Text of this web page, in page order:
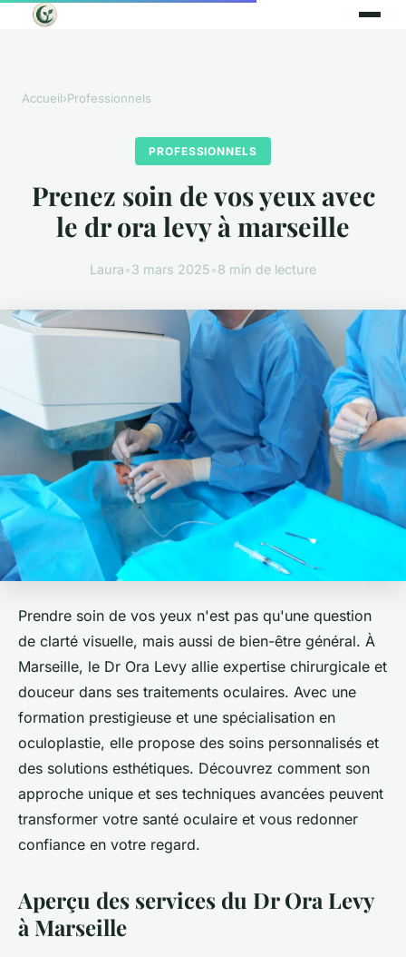
Accueil›Professionnels
PROFESSIONNELS
Prenez soin de vos yeux avec
le dr ora levy à marseille
Laura•3 mars 2025•8 min de lecture
Prendre soin de vos yeux n'est pas qu'une question
de clarté visuelle, mais aussi de bien-être général. À
Marseille, le Dr Ora Levy allie expertise chirurgicale et
douceur dans ses traitements oculaires. Avec une
formation prestigieuse et une spécialisation en
oculoplastie, elle propose des soins personnalisés et
des solutions esthétiques. Découvrez comment son
approche unique et ses techniques avancées peuvent
transformer votre santé oculaire et vous redonner
confiance en votre regard.
Aperçu des services du Dr Ora Levy
à Marseille